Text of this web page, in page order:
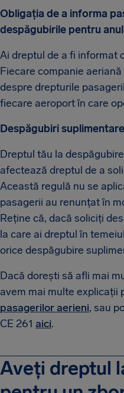
Obligația de a informa
despăgubirile pentru
Ai dreptul de a fi informat
Fiecare companie
despre drepturile
fiecare aeroport în care
Despăgubiri suplimentare
Dreptul tău la
afectează dreptul de a
Această regulă nu se
pasagerii au renunțat în
Reține că, dacă soliciți
la care ai dreptul în
orice despăgubire
Dacă dorești să afli mai
avem mai multe explicații
pasagerilor aerieni, sau
CE 261 aici.
Aveți dreptul